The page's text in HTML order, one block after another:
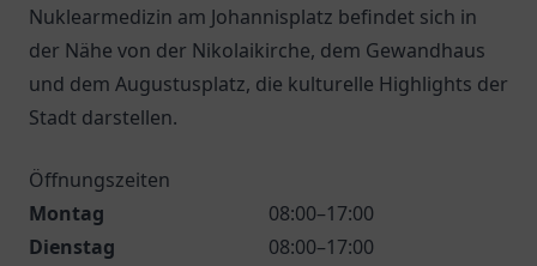
Nuklearmedizin am Johannisplatz befindet sich in
der Nähe von der Nikolaikirche, dem Gewandhaus
und dem Augustusplatz, die kulturelle Highlights der
Stadt darstellen.
Öffnungszeiten
Montag
08:00–17:00
Dienstag
08:00–17:00